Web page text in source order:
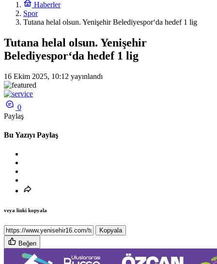
Haberler
Spor
Tutana helal olsun. Yenişehir Belediyespor‘da hedef 1 lig
Tutana helal olsun. Yenişehir
Belediyespor‘da hedef 1 lig
16 Ekim 2025, 10:12 yayınlandı
0
Paylaş
Bu Yazıyı Paylaş
veya linki kopyala
Kopyala
Beğen